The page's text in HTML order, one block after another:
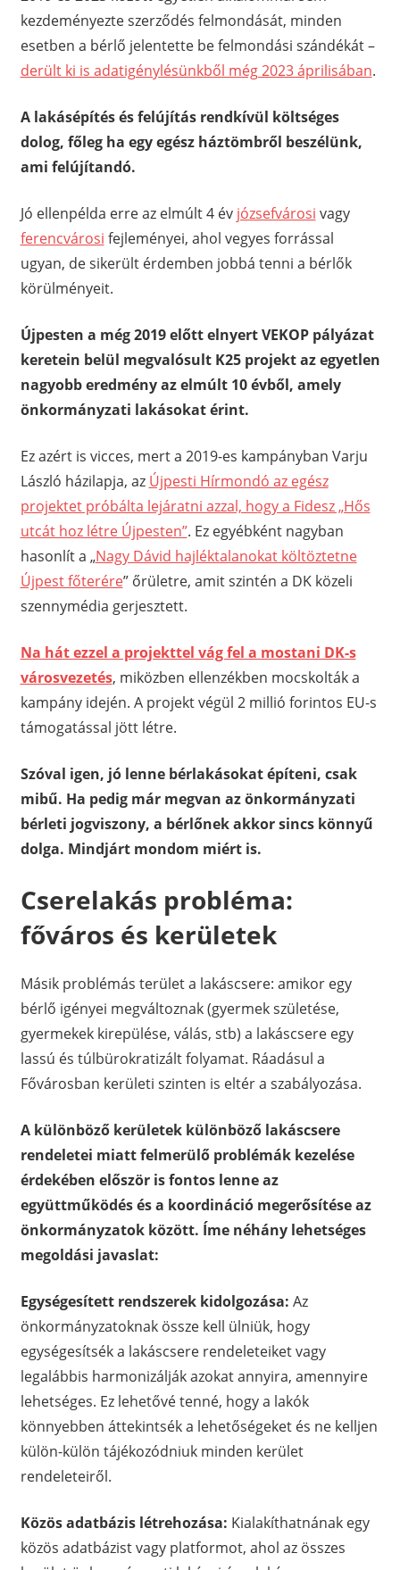
kezdeményezte szerződés felmondását, minden
esetben a bérlő jelentette be felmondási szándékát –
derült ki is adatigénylésünkből még 2023 áprilisában.
A lakásépítés és felújítás rendkívül költséges
dolog, főleg ha egy egész háztömbről beszélünk,
ami felújítandó.
Jó ellenpélda erre az elmúlt 4 év józsefvárosi vagy
ferencvárosi fejleményei, ahol vegyes forrással
ugyan, de sikerült érdemben jobbá tenni a bérlők
körülményeit.
Újpesten a még 2019 előtt elnyert VEKOP pályázat
keretein belül megvalósult K25 projekt az egyetlen
nagyobb eredmény az elmúlt 10 évből, amely
önkormányzati lakásokat érint.
Ez azért is vicces, mert a 2019-es kampányban Varju
László házilapja, az Újpesti Hírmondó az egész
projektet próbálta lejáratni azzal, hogy a Fidesz „Hős
utcát hoz létre Újpesten”. Ez egyébként nagyban
hasonlít a „Nagy Dávid hajléktalanokat költöztetne
Újpest főterére” őrületre, amit szintén a DK közeli
szennymédia gerjesztett.
Na hát ezzel a projekttel vág fel a mostani DK-s
városvezetés, miközben ellenzékben mocskolták a
kampány idején. A projekt végül 2 millió forintos EU-s
támogatással jött létre.
Szóval igen, jó lenne bérlakásokat építeni, csak
mibű. Ha pedig már megvan az önkormányzati
bérleti jogviszony, a bérlőnek akkor sincs könnyű
dolga. Mindjárt mondom miért is.
Cserelakás probléma:
főváros és kerületek
Másik problémás terület a lakáscsere: amikor egy
bérlő igényei megváltoznak (gyermek születése,
gyermekek kirepülése, válás, stb) a lakáscsere egy
lassú és túlbürokratizált folyamat. Ráadásul a
Fővárosban kerületi szinten is eltér a szabályozása.
A különböző kerületek különböző lakáscsere
rendeletei miatt felmerülő problémák kezelése
érdekében először is fontos lenne az
együttműködés és a koordináció megerősítése az
önkormányzatok között. Íme néhány lehetséges
megoldási javaslat:
Egységesített rendszerek kidolgozása: Az
önkormányzatoknak össze kell ülniük, hogy
egységesítsék a lakáscsere rendeleteiket vagy
legalábbis harmonizálják azokat annyira, amennyire
lehetséges. Ez lehetővé tenné, hogy a lakók
könnyebben áttekintsék a lehetőségeket és ne kelljen
külön-külön tájékozódniuk minden kerület
rendeleteiről.
Közös adatbázis létrehozása: Kialakíthatnának egy
közös adatbázist vagy platformot, ahol az összes